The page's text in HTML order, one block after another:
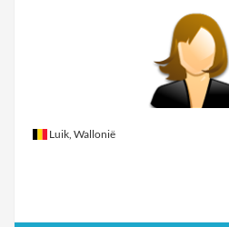
Luik, Wallonië